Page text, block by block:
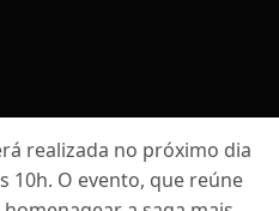
realizada no próximo dia
10h. O evento, que reúne